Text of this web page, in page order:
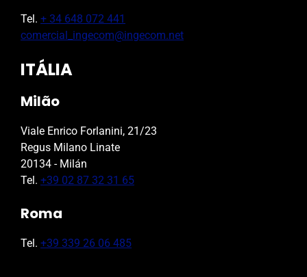
Tel. + 34 648 072 441
comercial_ingecom@ingecom.net
ITÁLIA
Milão
Viale Enrico Forlanini, 21/23
Regus Milano Linate
20134 - Milán
Tel. +39 02 87 32 31 65
Roma
Tel. +39 339 26 06 485